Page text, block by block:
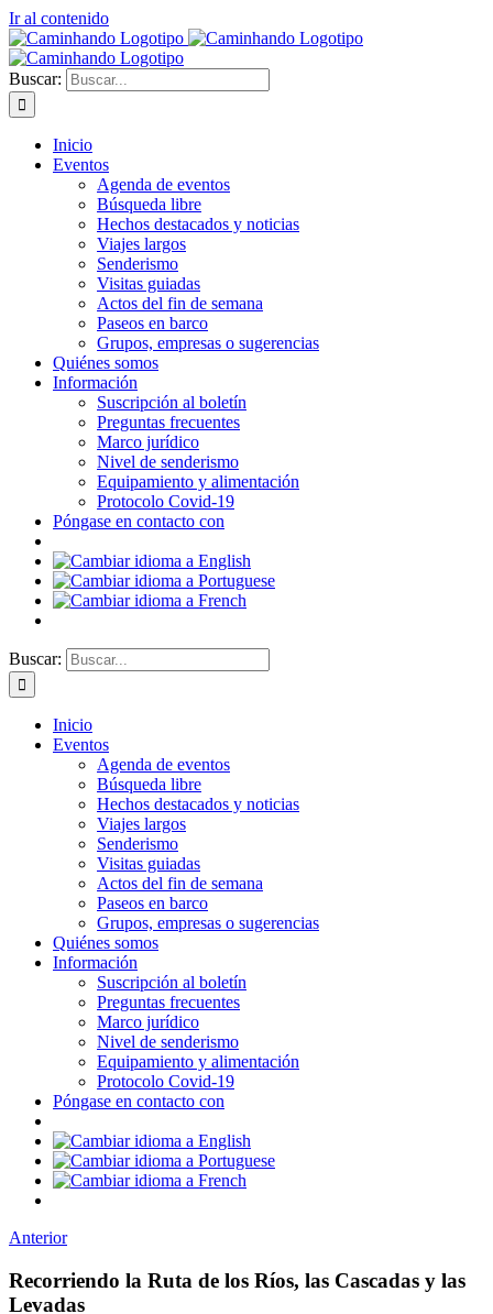
Ir al contenido
Buscar:
Inicio
Eventos
Agenda de eventos
Búsqueda libre
Hechos destacados y noticias
Viajes largos
Senderismo
Visitas guiadas
Actos del fin de semana
Paseos en barco
Grupos, empresas o sugerencias
Quiénes somos
Información
Suscripción al boletín
Preguntas frecuentes
Marco jurídico
Nivel de senderismo
Equipamiento y alimentación
Protocolo Covid-19
Póngase en contacto con
Buscar:
Inicio
Eventos
Agenda de eventos
Búsqueda libre
Hechos destacados y noticias
Viajes largos
Senderismo
Visitas guiadas
Actos del fin de semana
Paseos en barco
Grupos, empresas o sugerencias
Quiénes somos
Información
Suscripción al boletín
Preguntas frecuentes
Marco jurídico
Nivel de senderismo
Equipamiento y alimentación
Protocolo Covid-19
Póngase en contacto con
Anterior
Recorriendo la Ruta de los Ríos, las Cascadas y las
Levadas